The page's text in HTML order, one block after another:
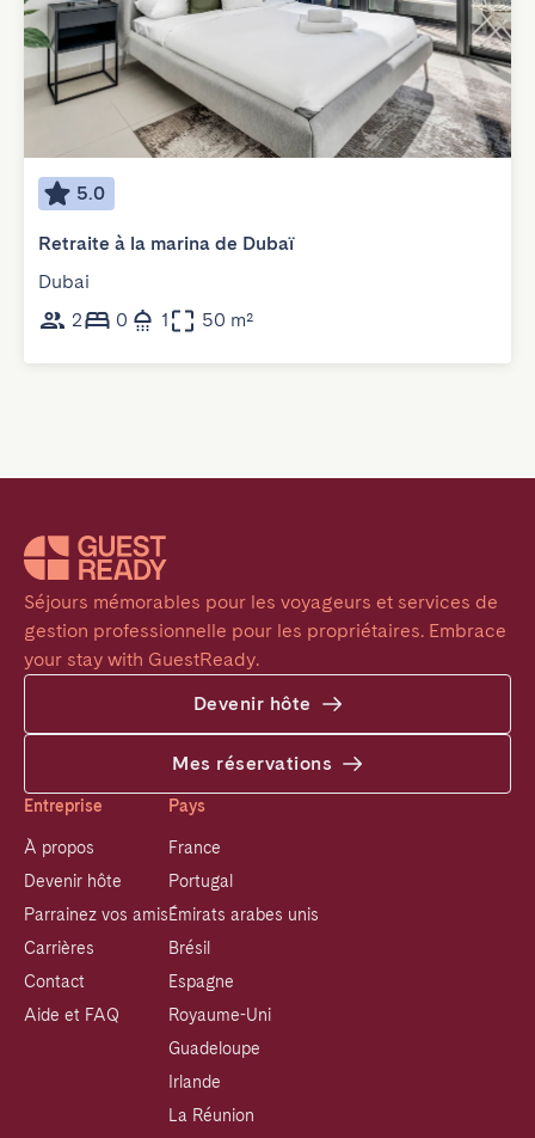
5.0
Retraite à la marina de Dubaï
Dubai
2
0 1 50 m²
Séjours mémorables pour les voyageurs et services de
gestion professionnelle pour les propriétaires. Embrace
your stay with GuestReady.
Devenir hôte
Mes réservations
Entreprise
À propos
Devenir hôte
Parrainez vos amis
Carrières
Contact
Aide et FAQ
Pays
France
Portugal
Émirats arabes unis
Brésil
Espagne
Royaume-Uni
Guadeloupe
Irlande
La Réunion